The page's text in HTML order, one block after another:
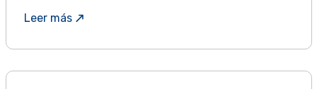
Leer más